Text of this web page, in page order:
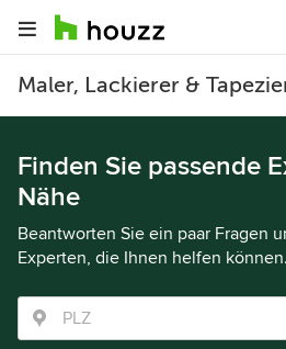
Maler, Lackierer &
Finden Sie passende
Nähe
Beantworten Sie ein paar Fragen
Experten, die Ihnen helfen können.